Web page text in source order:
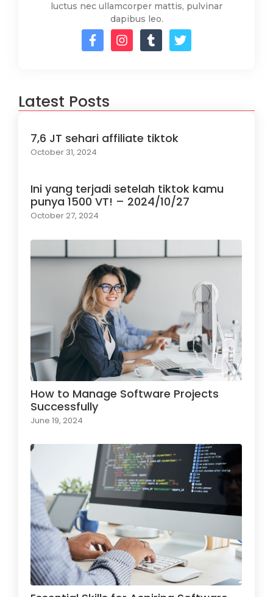
luctus nec ullamcorper mattis, pulvinar
dapibus leo.
Latest Posts
7,6 JT sehari affiliate tiktok
October 31, 2024
Ini yang terjadi setelah tiktok kamu
punya 1500 VT! – 2024/10/27
October 27, 2024
How to Manage Software Projects
Successfully
June 19, 2024